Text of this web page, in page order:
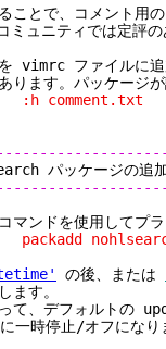
ことで、コメント用
ミュニティでは定評
vimrc ファイルに追
ります。パッケージ
パッケージ
マンドを使用してプ
の後、または
ます。
って、デフォルトの
一時停止/オフになり